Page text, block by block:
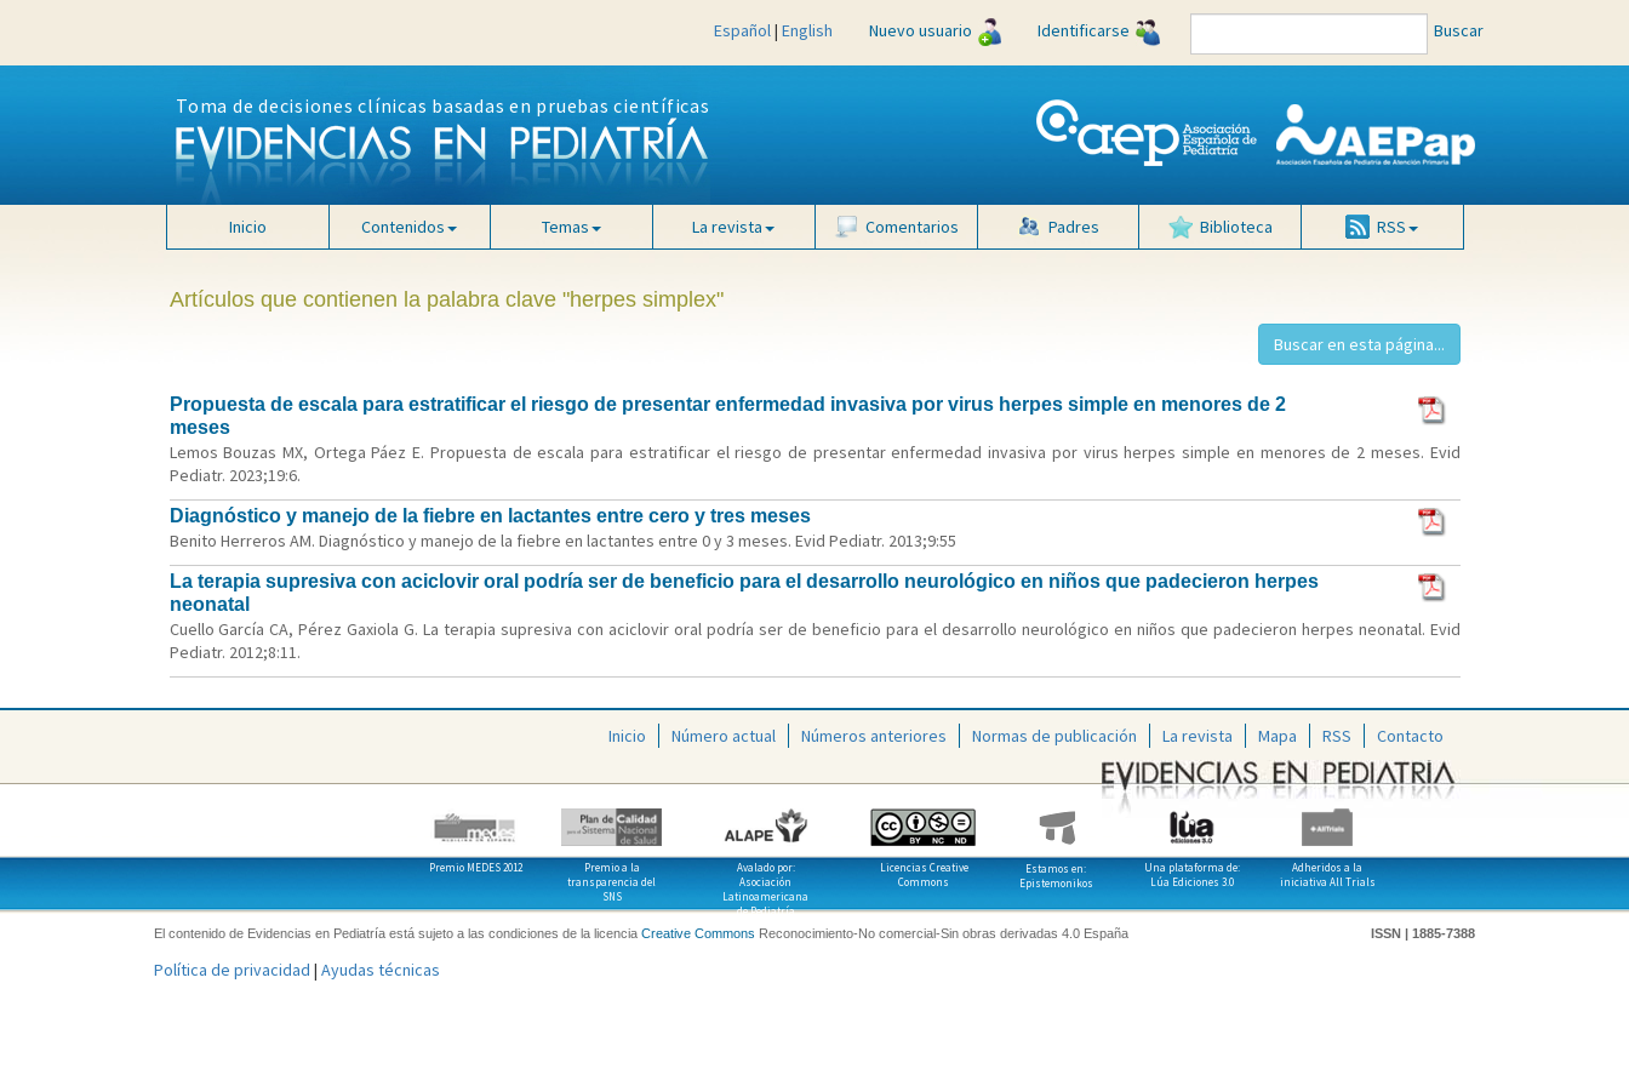
Español| English Nuevo usuario Identificarse Buscar
Toma de decisiones clínicas basadas en pruebas científicas
Inicio Contenidos Temas La revista Comentarios Padres Biblioteca RSS
Artículos que contienen la palabra clave "herpes simplex"
Propuesta de escala para estratificar el riesgo de presentar enfermedad invasiva por virus herpes simple en menores de 2
meses
Lemos Bouzas MX, Ortega Páez E. Propuesta de escala para estratificar el riesgo de presentar enfermedad invasiva por virus herpes simple en menores de 2 meses. Evid
Pediatr. 2023;19:6.
Diagnóstico y manejo de la fiebre en lactantes entre cero y tres meses
Benito Herreros AM. Diagnóstico y manejo de la fiebre en lactantes entre 0 y 3 meses. Evid Pediatr. 2013;9:55
La terapia supresiva con aciclovir oral podría ser de beneficio para el desarrollo neurológico en niños que padecieron herpes
neonatal
Cuello García CA, Pérez Gaxiola G. La terapia supresiva con aciclovir oral podría ser de beneficio para el desarrollo neurológico en niños que padecieron herpes neonatal. Evid
Pediatr. 2012;8:11.
Inicio Número actual Números anteriores Normas de publicación La revista Mapa RSS Contacto
Premio MEDES 2012
Premio a la
transparencia del
SNS
Avalado por:
Asociación
Latinoamericana
de Pediatría
Licencias Creative
Commons
Estamos en:
Epistemonikos
Una plataforma de:
Lúa Ediciones 3.0
Adheridos a la
iniciativa All Trials
El contenido de Evidencias en Pediatría está sujeto a las condiciones de la licencia Creative Commons Reconocimiento-No comercial-Sin obras derivadas 4.0 España ISSN | 1885-7388
Política de privacidad | Ayudas técnicas